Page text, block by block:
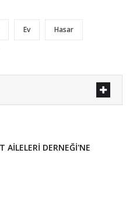
Ev Hasar
AİLELERİ DERNEĞİ'NE